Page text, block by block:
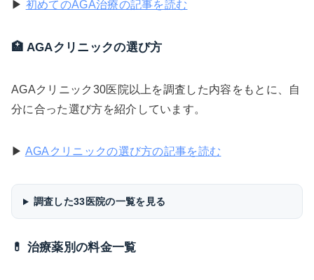
▶ 初めてのAGA治療の記事を読む
🏥 AGAクリニックの選び方
AGAクリニック30医院以上を調査した内容をもとに、自
分に合った選び方を紹介しています。
▶ AGAクリニックの選び方の記事を読む
調査した33医院の一覧を見る
💊 治療薬別の料金一覧